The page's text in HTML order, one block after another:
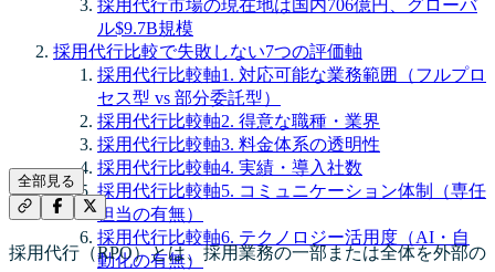
採用代行市場の現在地は国内706億円、グローバ
ル$9.7B規模
採用代行比較で失敗しない7つの評価軸
採用代行比較軸1. 対応可能な業務範囲（フルプロ
セス型 vs 部分委託型）
採用代行比較軸2. 得意な職種・業界
採用代行比較軸3. 料金体系の透明性
採用代行比較軸4. 実績・導入社数
採用代行比較軸5. コミュニケーション体制（専任
担当の有無）
採用代行比較軸6. テクノロジー活用度（AI・自
動化の有無）
全部見る
採用代行（RPO）とは、採用業務の一部または全体を外部の